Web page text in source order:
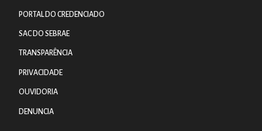
PORTAL DO CREDENCIADO
SAC DO SEBRAE
TRANSPARÊNCIA
PRIVACIDADE
OUVIDORIA
DENUNCIA